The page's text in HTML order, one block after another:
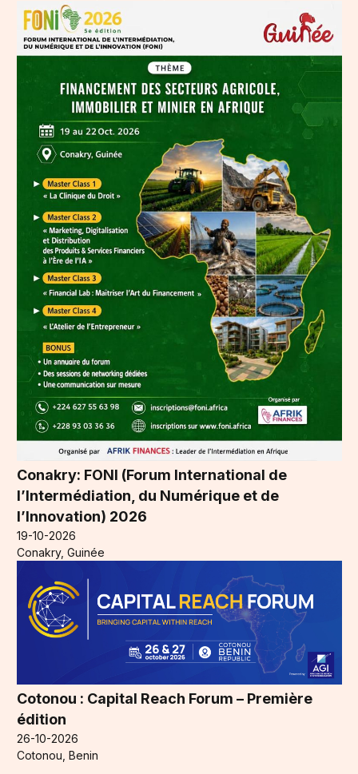
Conakry: FONI (Forum International de
l’Intermédiation, du Numérique et de
l’Innovation) 2026
19-10-2026
Conakry, Guinée
Cotonou : Capital Reach Forum – Première
édition
26-10-2026
Cotonou, Benin